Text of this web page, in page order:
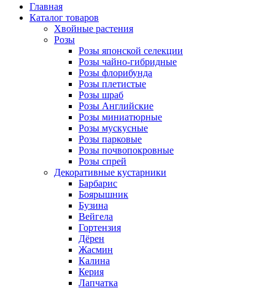
Главная
Каталог товаров
Хвойные растения
Розы
Розы японской селекции
Розы чайно-гибридные
Розы флорибунда
Розы плетистые
Розы шраб
Розы Английские
Розы миниатюрные
Розы мускусные
Розы парковые
Розы почвопокровные
Розы спрей
Декоративные кустарники
Барбарис
Боярышник
Бузина
Вейгела
Гортензия
Дёрен
Жасмин
Калина
Керия
Лапчатка